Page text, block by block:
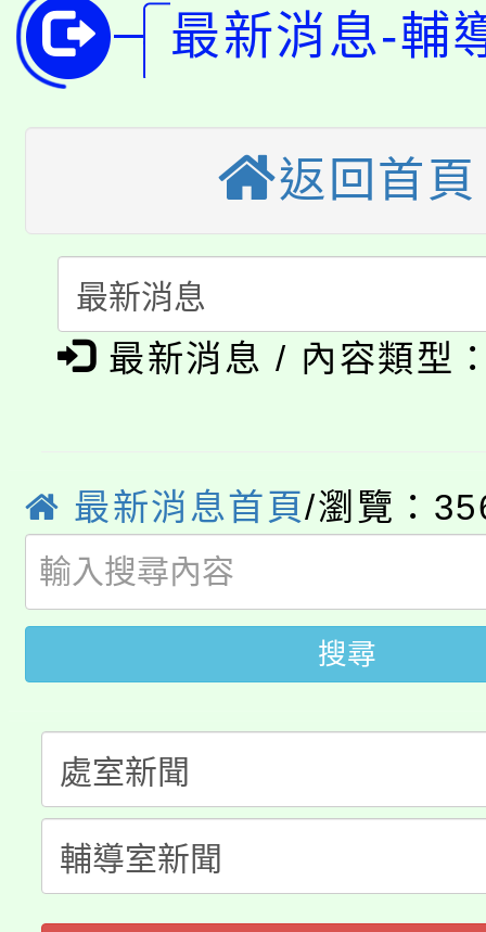
田徑場及游泳池舉行。
桃園市低收入戶享有免
視費優惠，中低收入戶
大園自造教育及科技中
份教師增能研習
大溪自造教育及科技中
份教師研習
淨零綠生活教案入校路
會
115年食農教育專業人
程
「本色祭」8/29、30在
場熱烈登場!
8/21下午1時於龍潭區
開!
115年桃園市運動會8/
田徑場及游泳池舉行。
桃園市低收入戶享有免
視費優惠，中低收入戶
半價優惠，詳情可洽有
者。
大園自造教育及科技中
份教師增能研習
大溪自造教育及科技中
份教師研習
淨零綠生活教案入校路
會
115年食農教育專業人
程
最新消息-輔
返回首頁
最新消息 / 內容類型
最新消息首頁/瀏覽：
搜尋